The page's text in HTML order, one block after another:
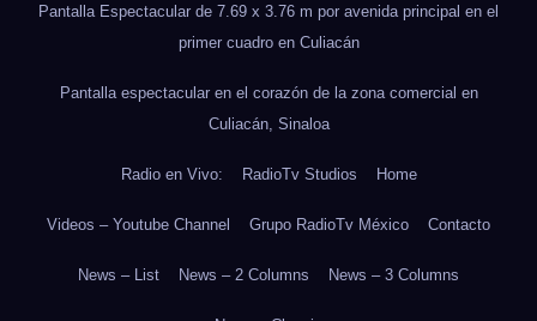
Pantalla Espectacular de 7.69 x 3.76 m por avenida principal en el
primer cuadro en Culiacán
Pantalla espectacular en el corazón de la zona comercial en
Culiacán, Sinaloa
Radio en Vivo: RadioTv Studios Home
Videos – Youtube Channel Grupo RadioTv México Contacto
News – List News – 2 Columns News – 3 Columns